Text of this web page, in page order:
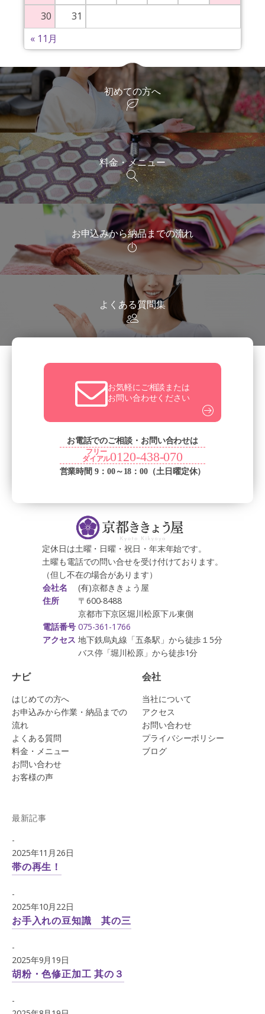
30
31
« 11月
初めての方へ
料金・メニュー
お申込みから納品までの流れ
よくある質問集
お気軽にご相談または
お問い合わせください
お電話でのご相談・お問い合わせは
フリー
ダイアル0120-438-070
営業時間 9：00～18：00（土日曜定休）
定休日は土曜・日曜・祝日・年末年始です。
土曜も電話での問い合せを受け付けております。
（但し不在の場合があります）
会社名 (有)京都ききょう屋
住所
〒600-8488
京都市下京区堀川松原下ル東側
電話番号 075-361-1766
アクセス 地下鉄烏丸線「五条駅」から徒歩１5分
バス停「堀川松原」から徒歩1分
ナビ
はじめての方へ
お申込みから作業・納品までの
流れ
よくある質問
料金・メニュー
お問い合わせ
お客様の声
会社
当社について
アクセス
お問い合わせ
プライバシーポリシー
ブログ
最新記事
-
2025年11月26日
帯の再生！
-
2025年10月22日
お手入れの豆知識 其の三
-
2025年9月19日
胡粉・色修正加工 其の３
-